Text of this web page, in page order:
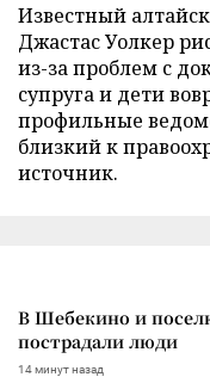
Известный
Джастас Уолкер
из-за проблем с
супруга и дети
профильные
близкий к
источник.
В Шебекино и
пострадали люди
14 минут назад